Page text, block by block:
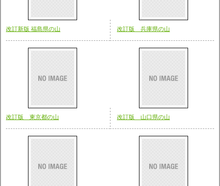
改訂新版 福島県の山 改訂版 兵庫県の山
改訂版 東京都の山 改訂版 山口県の山